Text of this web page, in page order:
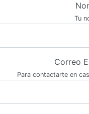
Tu
Correo
Para contactarte en